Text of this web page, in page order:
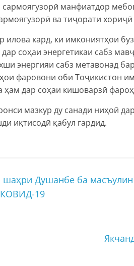
сармоягузорӣ манфиатдор
ва тиҷорати
илова кард, ки имкониятҳои
соҳаи энергетикаи сабз
энергияи сабз метавонад
фаровони оби Тоҷикистон
ҳам дар соҳаи кишоварзӣ
мазкур ду санади ниҳоӣ
иқтисодӣ қабул гардид.
шаҳри Душанбе ба
КОВИД-19